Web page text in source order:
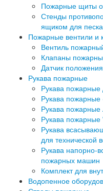
Пожарные щиты
Стенды
ящиком для
Пожарные вентили и
Вентиль
Клапаны
Датчик
Рукава пожарные
Рукава
Рукава
Рукава пожарные
Рукава пожарные
Рукава
для технической
Рукава напорно-
пожарных машин
Комплект для
Водопенное